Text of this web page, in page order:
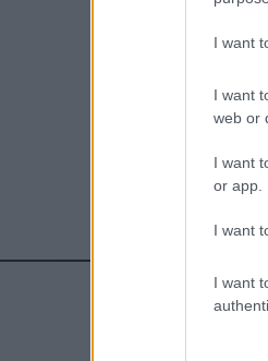
I want
I want
web or
I want
or app.
I want
I want